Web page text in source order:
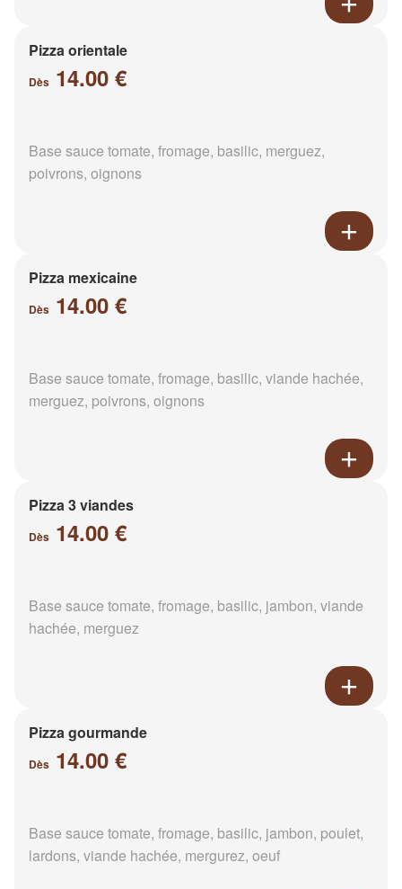
Pizza orientale
Dès 14.00 €
Base sauce tomate, fromage, basilic, merguez,
poivrons, oignons
Pizza mexicaine
Dès 14.00 €
Base sauce tomate, fromage, basilic, viande hachée,
merguez, poivrons, oignons
Pizza 3 viandes
Dès 14.00 €
Base sauce tomate, fromage, basilic, jambon, viande
hachée, merguez
Pizza gourmande
Dès 14.00 €
Base sauce tomate, fromage, basilic, jambon, poulet,
lardons, viande hachée, mergurez, oeuf